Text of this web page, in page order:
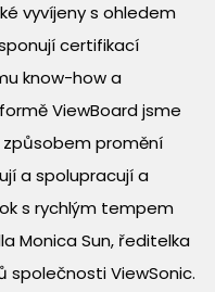
vyvíjeny s ohledem
certifikací
know-how a
ViewBoard jsme
způsobem promění
a spolupracují a
s rychlým tempem
Monica Sun, ředitelka
společnosti ViewSonic.